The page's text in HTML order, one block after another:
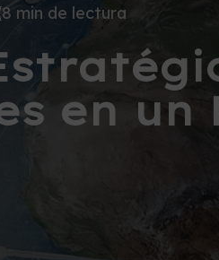
8 min de lectura
en un